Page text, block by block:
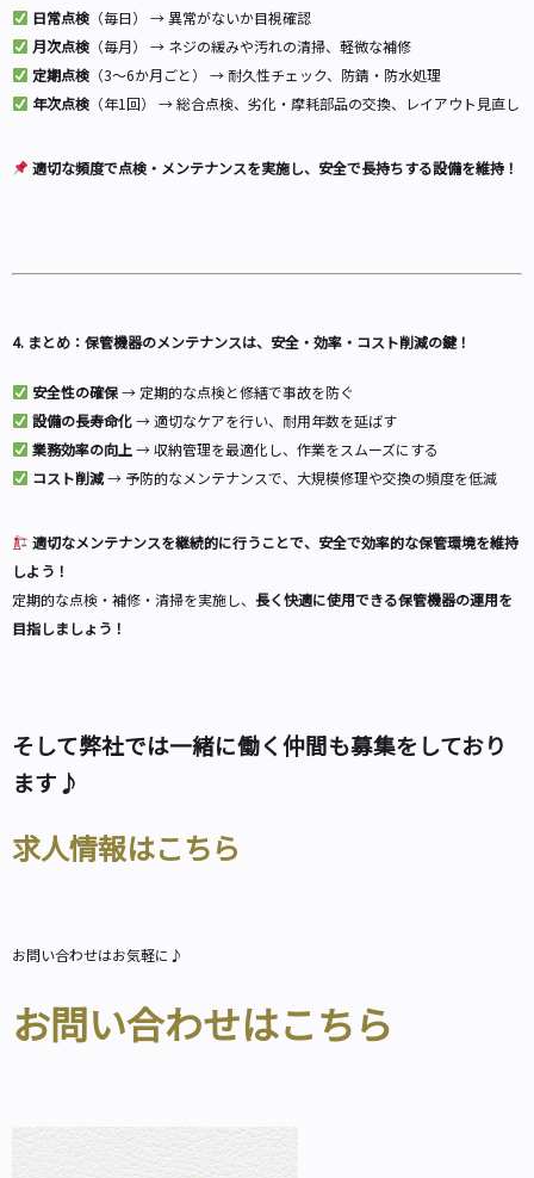
日常点検（毎日） → 異常がないか目視確認
月次点検（毎月） → ネジの緩みや汚れの清掃、軽微な補修
定期点検（3～6か月ごと） → 耐久性チェック、防錆・防水処理
年次点検（年1回） → 総合点検、劣化・摩耗部品の交換、レイアウト見直し
適切な頻度で点検・メンテナンスを実施し、安全で長持ちする設備を維持！
4. まとめ：保管機器のメンテナンスは、安全・効率・コスト削減の鍵！
安全性の確保→ 定期的な点検と修繕で事故を防ぐ
設備の長寿命化→ 適切なケアを行い、耐用年数を延ばす
業務効率の向上→ 収納管理を最適化し、作業をスムーズにする
コスト削減→ 予防的なメンテナンスで、大規模修理や交換の頻度を低減
適切なメンテナンスを継続的に行うことで、安全で効率的な保管環境を維持
しよう！
定期的な点検・補修・清掃を実施し、 長く快適に使用できる保管機器の運用を
目指しましょう！
そして弊社では一緒に働く仲間も募集をしており
ます♪
求人情報はこちら
お問い合わせはお気軽に♪
お問い合わせはこちら